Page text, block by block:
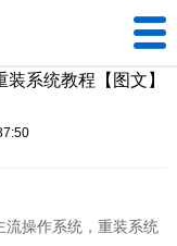
U盘工具
系统教程【图文】
流操作系统，重装系统